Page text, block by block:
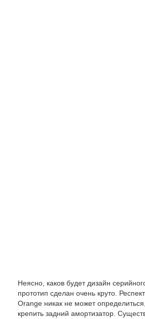
Неясно, каков будет дизайн
прототип сделан очень круто.
Orange никак не может
крепить задний амортизатор.